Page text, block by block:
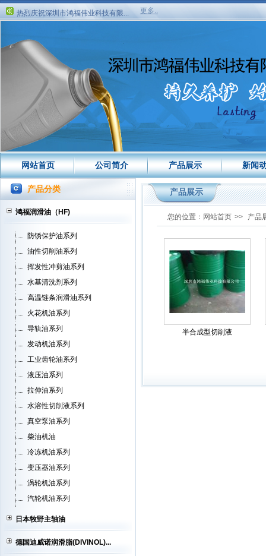
热烈庆祝深圳市鸿福伟业科技有限...
关于公司搬迁新地址
更多..
网站首页 公司简介 产品展示 新闻
产品分类
鸿福润滑油（HF)
防锈保护油系列
油性切削油系列
挥发性冲剪油系列
水基清洗剂系列
高温链条润滑油系列
火花机油系列
导轨油系列
发动机油系列
工业齿轮油系列
液压油系列
拉伸油系列
水溶性切削液系列
真空泵油系列
柴油机油
冷冻机油系列
变压器油系列
涡轮机油系列
汽轮机油系列
日本牧野主轴油
德国迪威诺润滑脂(DIVINOL)...
产品展示
您的位置： 网站首页 >> 产品
半合成型切削液